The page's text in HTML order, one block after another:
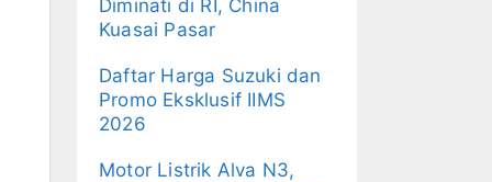
Diminati di RI, China
Kuasai Pasar
Daftar Harga Suzuki dan
Promo Eksklusif IIMS
2026
Motor Listrik Alva N3,